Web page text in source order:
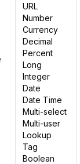
URL
Number
Currency
Decimal
Percent
Long
Integer
Date
Date Time
Multi-select
Multi-user
Lookup
Tag
Boolean